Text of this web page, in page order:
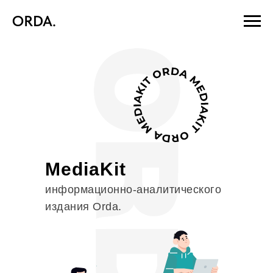
ORDA.
информационно-аналитического
издания Orda.
MediaKit